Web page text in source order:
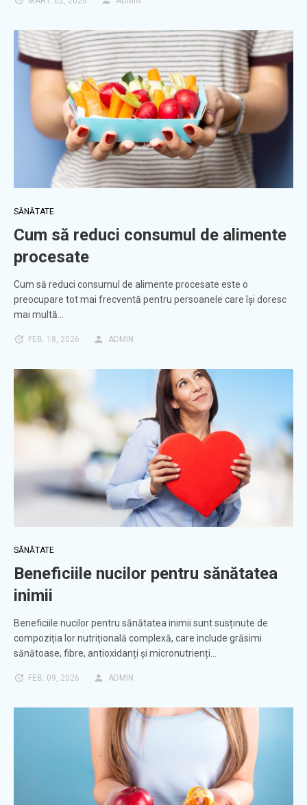
SĂNĂTATE
Cum să reduci consumul de alimente
procesate
Cum să reduci consumul de alimente procesate este o
preocupare tot mai frecventă pentru persoanele care își doresc
mai multă…
FEB. 18, 2026 ADMIN
SĂNĂTATE
Beneficiile nucilor pentru sănătatea
inimii
Beneficiile nucilor pentru sănătatea inimii sunt susținute de
compoziția lor nutrițională complexă, care include grăsimi
sănătoase, fibre, antioxidanți și micronutrienți…
FEB. 09, 2026 ADMIN